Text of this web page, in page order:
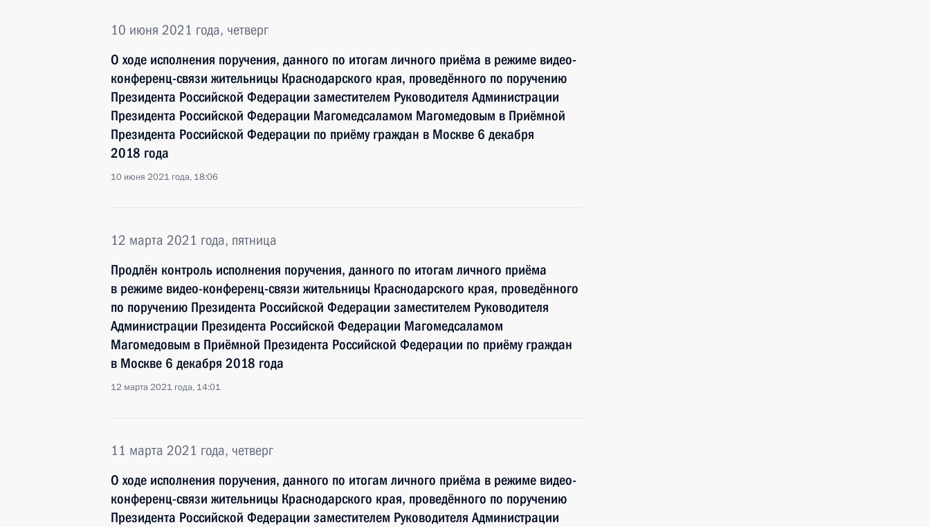
10 июня 2021 года, четверг
О ходе исполнения поручения, данного по итогам личного приёма в режиме видео-
конференц-связи жительницы Краснодарского края, проведённого по поручению
Президента Российской Федерации заместителем Руководителя Администрации
Президента Российской Федерации Магомедсаламом Магомедовым в Приёмной
Президента Российской Федерации по приёму граждан в Москве 6 декабря
2018 года
10 июня 2021 года, 18:06
12 марта 2021 года, пятница
Продлён контроль исполнения поручения, данного по итогам личного приёма
в режиме видео-конференц-связи жительницы Краснодарского края, проведённого
по поручению Президента Российской Федерации заместителем Руководителя
Администрации Президента Российской Федерации Магомедсаламом
Магомедовым в Приёмной Президента Российской Федерации по приёму граждан
в Москве 6 декабря 2018 года
12 марта 2021 года, 14:01
11 марта 2021 года, четверг
О ходе исполнения поручения, данного по итогам личного приёма в режиме видео-
конференц-связи жительницы Краснодарского края, проведённого по поручению
Президента Российской Федерации заместителем Руководителя Администрации